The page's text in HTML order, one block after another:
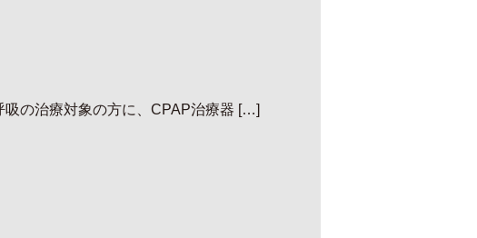
吸の治療対象の方に、CPAP治療器 […]